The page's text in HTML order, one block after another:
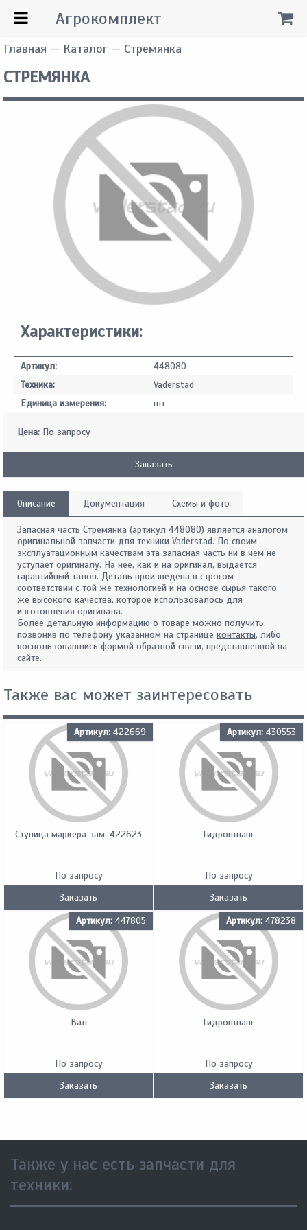
Главная — Каталог — Стремянка
СТРЕМЯНКА
Характеристики:
Артикул:
448080
Техника:
Vaderstad
Единица измерения:
шт
Цена: По запросу
Заказать
Описание Документация Схемы и фото
Запасная часть Стремянка (артикул 448080) является аналогом
оригинальной запчасти для техники Vaderstad. По своим
эксплуатационным качествам эта запасная часть ни в чем не
уступает оригиналу. На нее, как и на оригинал, выдается
гарантийный талон. Деталь произведена в строгом
соответствии с той же технологией и на основе сырья такого
же высокого качества, которое использовалось для
изготовления оригинала.
Более детальную информацию о товаре можно получить,
позвонив по телефону указанном на странице контакты, либо
воспользовавшись формой обратной связи, представленной на
сайте.
Также вас может заинтересовать
Артикул: 422669
Ступица маркера зам. 422623
По запросу
Заказать
Артикул: 430553
Гидрошланг
По запросу
Заказать
Артикул: 447805
Вал
По запросу
Заказать
Артикул: 478238
Гидрошланг
По запросу
Заказать
Также у нас есть запчасти для
техники:
Агрокомплект